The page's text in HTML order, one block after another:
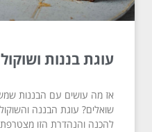
עוגת בננות
אז מה עושים עם הבננות
שואלים? עוגת הבננה
להכנה והנהדרת הזו מצטרפת